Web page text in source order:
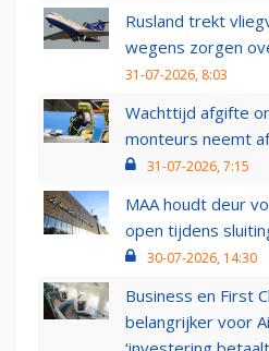
Rusland trekt
wegens zorgen
31-07-2026, 8:03
Wachttijd afgifte
monteurs neemt
31-07-2026, 7:15
MAA houdt deur
open tijdens
30-07-2026, 14:30
Business en First
belangrijker voor